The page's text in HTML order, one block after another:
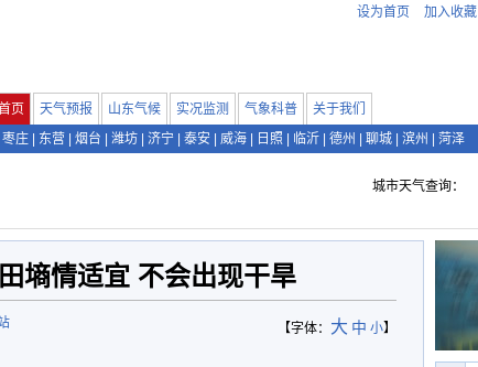
设为首页 加入收藏
页 天气预报 山东气候 实况监测 气象科普
关于我们
枣庄 东营 烟台 潍坊 济宁 泰安 威海 日照 临沂 德州 聊城 滨州 菏泽
城市天气查询：
墒情适宜 不会出现干旱
【字体： 大 中 小】